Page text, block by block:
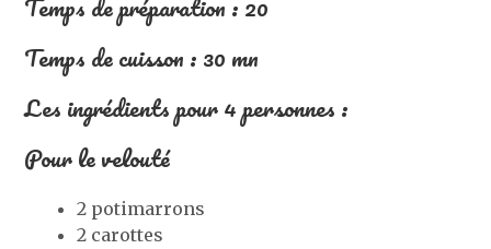
Temps de cuisson : 30 mn
Les ingrédients pour 4 personnes :
Pour le velouté
2 potimarrons
2 carottes